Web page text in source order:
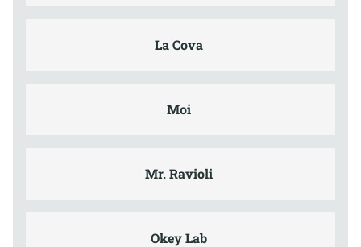
La Cova
Moi
Mr. Ravioli
Okey Lab